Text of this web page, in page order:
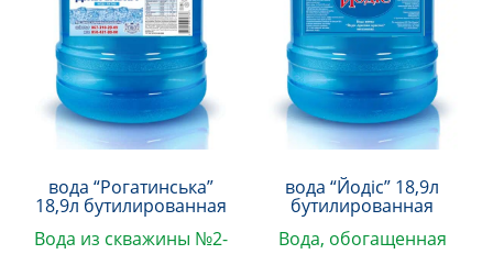
товару
вода “Рогатинська”
18,9л бутилированная
Вода из скважины №2-
вода “Йодіс” 18,9л
бутилированная
Вода, обогащенная